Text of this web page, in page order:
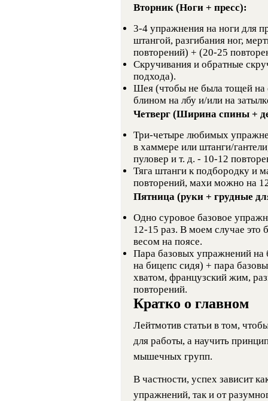
Вторник (Ноги + пресс):
3-4 упражнения на ноги для
штангой, разгибания ног,
повторений) + (20-25
Скручивания и обратные
подхода).
Шея (чтобы не была тощей
блином на лбу и/или на
Четверг (Ширина спины +
Три-четыре любимых
в хаммере или штанги/
пуловер и т. д. - 10-12
Тяга штанги к подбородку и
повторений, махи можно на
Пятница (руки + грудные
Одно суровое базовое
12-15 раз. В моем случае это
весом на поясе.
Пара базовых упражнений
на бицепс сидя) + пара
хватом, французский жим,
повторений.
Кратко о главном
Лейтмотив статьи в том,
для работы, а научить
мышечных групп.
В частности, успех зависит
упражнений, так и от